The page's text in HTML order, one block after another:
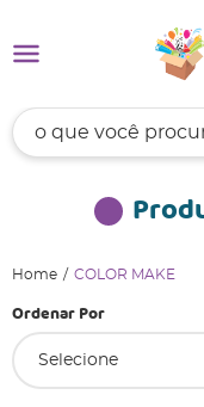
Home COLOR MAKE
Ordenar Por
Selecione